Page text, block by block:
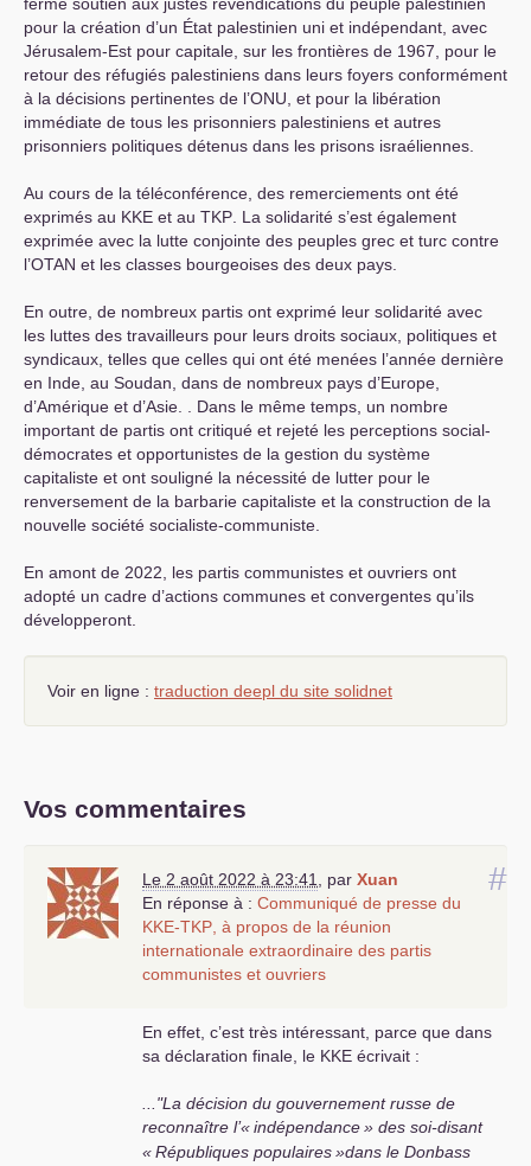
ferme soutien aux justes revendications du peuple palestinien
pour la création d’un État palestinien uni et indépendant, avec
Jérusalem-Est pour capitale, sur les frontières de 1967, pour le
retour des réfugiés palestiniens dans leurs foyers conformément
à la décisions pertinentes de l’ONU, et pour la libération
immédiate de tous les prisonniers palestiniens et autres
prisonniers politiques détenus dans les prisons israéliennes.
Au cours de la téléconférence, des remerciements ont été
exprimés au KKE et au TKP. La solidarité s’est également
exprimée avec la lutte conjointe des peuples grec et turc contre
l’OTAN et les classes bourgeoises des deux pays.
En outre, de nombreux partis ont exprimé leur solidarité avec
les luttes des travailleurs pour leurs droits sociaux, politiques et
syndicaux, telles que celles qui ont été menées l’année dernière
en Inde, au Soudan, dans de nombreux pays d’Europe,
d’Amérique et d’Asie. . Dans le même temps, un nombre
important de partis ont critiqué et rejeté les perceptions social-
démocrates et opportunistes de la gestion du système
capitaliste et ont souligné la nécessité de lutter pour le
renversement de la barbarie capitaliste et la construction de la
nouvelle société socialiste-communiste.
En amont de 2022, les partis communistes et ouvriers ont
adopté un cadre d’actions communes et convergentes qu’ils
développeront.
Voir en ligne : traduction deepl du site solidnet
Vos commentaires
#
Le 2 août 2022 à 23:41, par Xuan
En réponse à : Communiqué de presse du
KKE-TKP, à propos de la réunion
internationale extraordinaire des partis
communistes et ouvriers
En effet, c’est très intéressant, parce que dans
sa déclaration finale, le KKE écrivait :
..."La décision du gouvernement russe de
reconnaître l’«indépendance» des soi-disant
«Républiques populaires»dans le Donbass